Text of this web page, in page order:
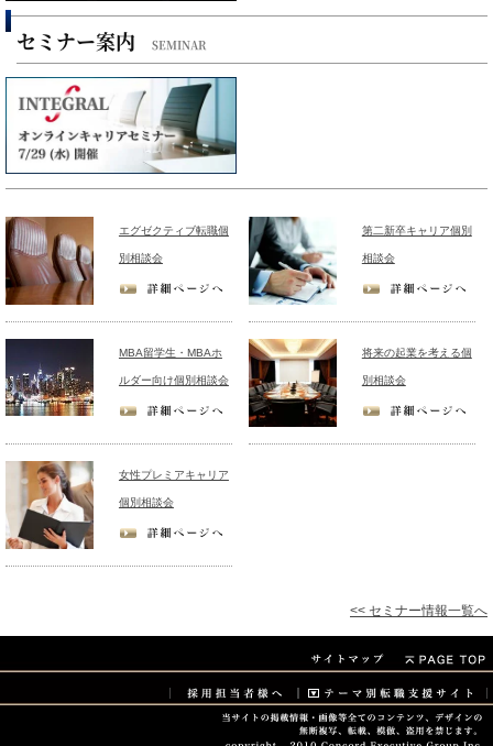
セミナー案内 SEMINAR
エグゼクティブ転職個
別相談会
第二新卒キャリア個別
相談会
MBA留学生・MBAホ
ルダー向け個別相談会
将来の起業を考える個
別相談会
女性プレミアキャリア
個別相談会
<< セミナー情報一覧へ